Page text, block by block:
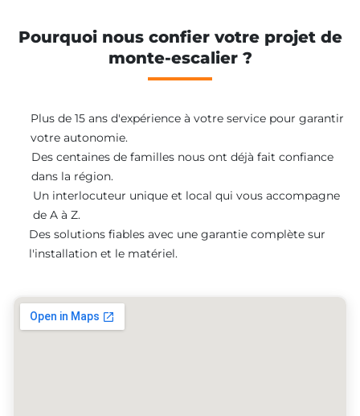
Pourquoi nous confier votre projet de
monte-escalier ?
Plus de 15 ans d'expérience à votre service pour garantir
votre autonomie.
Des centaines de familles nous ont déjà fait confiance
dans la région.
Un interlocuteur unique et local qui vous accompagne
de A à Z.
Des solutions fiables avec une garantie complète sur
l'installation et le matériel.